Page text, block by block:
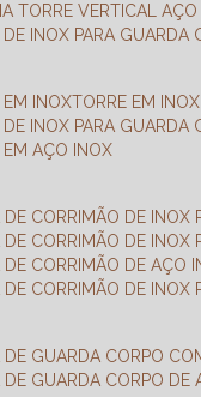
TORRE VERTICAL
DE INOX PARA
EM INOX TORRE EM
DE INOX PARA
EM AÇO INOX
DE CORRIMÃO DE INOX
DE CORRIMÃO DE INOX
DE CORRIMÃO DE AÇO
DE CORRIMÃO DE INOX
DE GUARDA CORPO
DE GUARDA CORPO